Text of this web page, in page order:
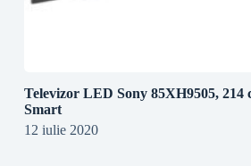
Televizor LED Sony 85XH9505,
Smart
12 iulie 2020